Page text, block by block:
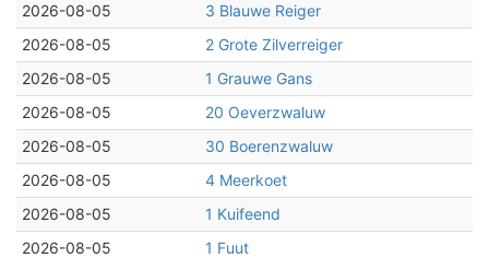
2026-08-05
3 Blauwe Reiger
2026-08-05
2 Grote Zilverreiger
2026-08-05
1 Grauwe Gans
2026-08-05
20 Oeverzwaluw
2026-08-05
30 Boerenzwaluw
2026-08-05
4 Meerkoet
2026-08-05
1 Kuifeend
2026-08-05
1 Fuut